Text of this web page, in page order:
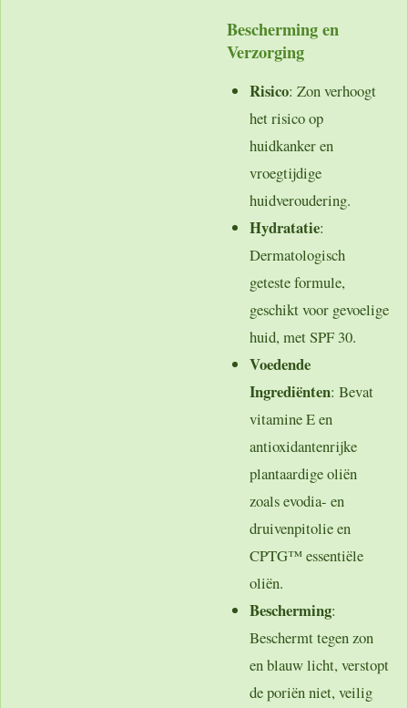
Bescherming en
Verzorging
Risico: Zon verhoogt
het risico op
huidkanker en
vroegtijdige
huidveroudering.
Hydratatie:
Dermatologisch
geteste formule,
geschikt voor gevoelige
huid, met SPF 30.
Voedende
Ingrediënten: Bevat
vitamine E en
antioxidantenrijke
plantaardige oliën
zoals evodia- en
druivenpitolie en
CPTG™ essentiële
oliën.
Bescherming:
Beschermt tegen zon
en blauw licht, verstopt
de poriën niet, veilig